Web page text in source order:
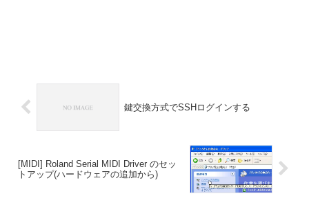
鍵交換方式でSSHログインする
[MIDI] Roland Serial MIDI Driver のセッ
トアップ(ハードウェアの追加から)